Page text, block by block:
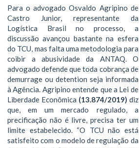
Para o advogado Osvaldo Agripino de
Castro Junior, representante da
Logística Brasil no processo, a
discussão avançou bastante na esfera
do TCU, mas falta uma metodologia para
coibir a abusividade da ANTAQ. O
advogado defende que toda cobrança de
demurrage ou detention seja informada
à Agência. Agripino entende que a Lei de
Liberdade Econômica (13.874/2019) diz
que, em um mercado regulado, a
precificação não é livre, precisa ter um
limite estabelecido. “O TCU não está
satisfeito com o modelo de regulação da